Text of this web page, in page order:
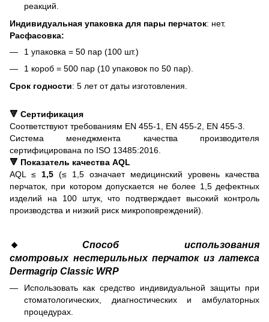
реакций.
Индивидуальная упаковка для пары перчаток: нет.
Расфасовка:
1 упаковка = 50 пар (100 шт.)
1 короб = 500 пар (10 упаковок по 50 пар).
Срок годности: 5 лет от даты изготовления.
🔻 Сертификация
Соответствуют требованиям EN 455-1, EN 455-2, EN 455-3.
Система менеджмента качества производителя
сертифицирована по ISO 13485:2016.
🔻 Показатель качества AQL
AQL ≤ 1,5 (≤ 1,5 означает медицинский уровень качества
перчаток, при котором допускается не более 1,5 дефектных
изделий на 100 штук, что подтверждает высокий контроль
производства и низкий риск микроповреждений).
🔸 Способ использования
смотровых нестерильных перчаток из латекса
Dermagrip Classic WRP
Использовать как средство индивидуальной защиты при
стоматологических, диагностических и амбулаторных
процедурах.